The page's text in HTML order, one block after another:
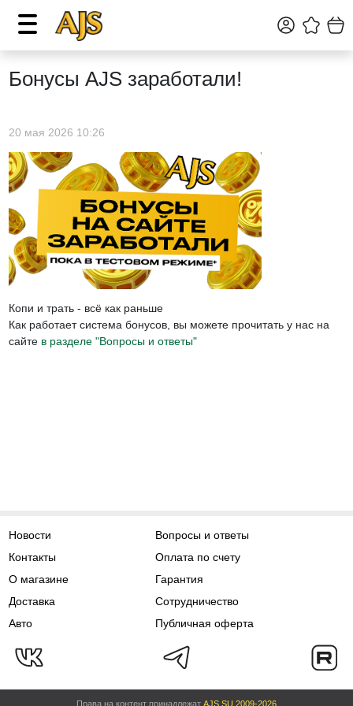
Бонусы AJS заработали!
20 мая 2026 10:26
Копи и трать - всё как раньше
Как работает система бонусов, вы можете прочитать у нас на
сайте в разделе "Вопросы и ответы"
Новости
Контакты
О магазине
Доставка
Авто
Вопросы и ответы
Оплата по счету
Гарантия
Сотрудничество
Публичная оферта
Права на контент принадлежат AJS.SU 2009-2026